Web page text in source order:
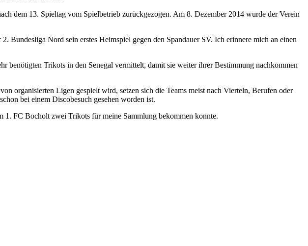
dem 13. Spieltag vom Spielbetrieb zurückgezogen. Am 8. Dezember 2014 wurde der Verein
Bundesliga Nord sein erstes Heimspiel gegen den Spandauer SV. Ich erinnere mich an einen
benötigten Trikots in den Senegal vermittelt, damit sie weiter ihrer Bestimmung nachkommen
organisierten Ligen gespielt wird, setzen sich die Teams meist nach Vierteln, Berufen oder
bei einem Discobesuch gesehen worden ist.
1. FC Bocholt zwei Trikots für meine Sammlung bekommen konnte.